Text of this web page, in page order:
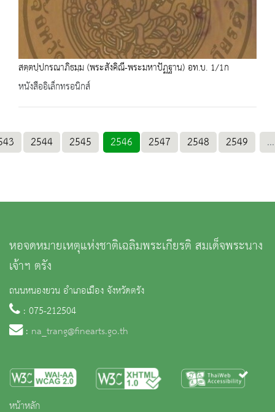
สตฺตปฺปกรณาภิธมฺม (พระสังคิณี-พระมหาปัฏฐาน) อท.บ. 1/1ก
หนังสืออิเล็กทรอนิกส์
2544 2545 2546 2547 2548 2549 ...
หอจดหมายเหตุแห่งชาติเฉลิมพระเกียรติ สมเด็จพระนาง
เจ้าฯ ตรัง
ถนนหนองยวน อำเภอเมือง จังหวัดตรัง
: 075-212504
: na_trang@finearts.go.th
หน้าหลัก